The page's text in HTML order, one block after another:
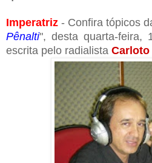
Imperatriz - Confira tópicos
Pênalti", desta quarta-feira,
escrita pelo radialista